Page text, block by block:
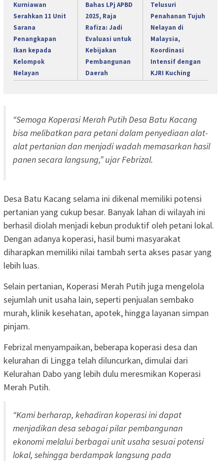
Kurniawan
Serahkan 11 Unit
Sarana
Penangkapan
Ikan kepada
Kelompok
Nelayan
Bahas LPj APBD
2025, Raja
Rafiza: Jadi
Evaluasi untuk
Kebijakan
Pembangunan
Daerah
Telusuri
Penahanan Tujuh
Nelayan di
Malaysia,
Koordinasi
Intensif dengan
KJRI Kuching
“Semoga Koperasi Merah Putih Desa Batu Kacang
bisa melibatkan para petani dalam penyediaan alat-
alat pertanian dan menjadi wadah memasarkan hasil
panen secara langsung,” ujar Febrizal.
Desa Batu Kacang selama ini dikenal memiliki potensi
pertanian yang cukup besar. Banyak lahan di wilayah ini
berhasil diolah menjadi kebun produktif oleh petani lokal.
Dengan adanya koperasi, hasil bumi masyarakat
diharapkan memiliki nilai tambah serta akses pasar yang
lebih luas.
Selain pertanian, Koperasi Merah Putih juga mengelola
sejumlah unit usaha lain, seperti penjualan sembako
murah, klinik kesehatan, apotek, hingga layanan simpan
pinjam.
Febrizal menyampaikan, beberapa koperasi desa dan
kelurahan di Lingga telah diluncurkan, dimulai dari
Kelurahan Dabo yang lebih dulu meresmikan Koperasi
Merah Putih.
“Kami berharap, kehadiran koperasi ini dapat
menjadikan desa sebagai pilar pembangunan
ekonomi melalui berbagai unit usaha sesuai potensi
lokal, sehingga berdampak langsung pada